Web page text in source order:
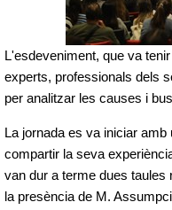
L'esdeveniment, que va
experts, professionals dels
per analitzar les causes i
La jornada es va iniciar
compartir la seva
van dur a terme dues
la presència de M.